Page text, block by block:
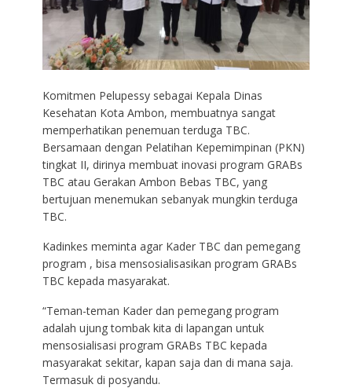
Komitmen Pelupessy sebagai Kepala Dinas
Kesehatan Kota Ambon, membuatnya sangat
memperhatikan penemuan terduga TBC.
Bersamaan dengan Pelatihan Kepemimpinan (PKN)
tingkat II, dirinya membuat inovasi program GRABs
TBC atau Gerakan Ambon Bebas TBC, yang
bertujuan menemukan sebanyak mungkin terduga
TBC.
Kadinkes meminta agar Kader TBC dan pemegang
program , bisa mensosialisasikan program GRABs
TBC kepada masyarakat.
“Teman-teman Kader dan pemegang program
adalah ujung tombak kita di lapangan untuk
mensosialisasi program GRABs TBC kepada
masyarakat sekitar, kapan saja dan di mana saja.
Termasuk di posyandu.